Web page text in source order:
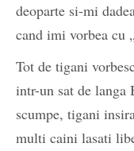
deoparte si-mi
cand imi vorbea cu
Tot de tigani
intr-un sat de langa
scumpe, tigani
multi caini lasati